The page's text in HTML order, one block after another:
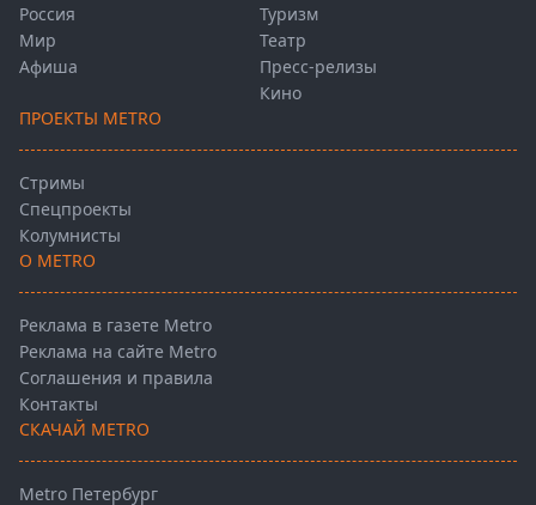
Россия
Мир
Афиша
Туризм
Театр
Пресс-релизы
Кино
ПРОЕКТЫ METRO
Стримы
Спецпроекты
Колумнисты
О METRO
Реклама в газете Metro
Реклама на сайте Metro
Соглашения и правила
Контакты
СКАЧАЙ METRO
Metro Петербург